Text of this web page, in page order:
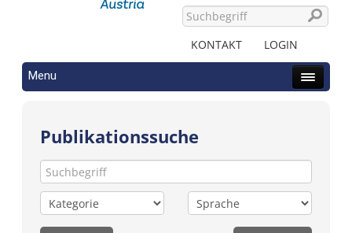
KONTAKT LOGIN
Menu
Publikationssuche